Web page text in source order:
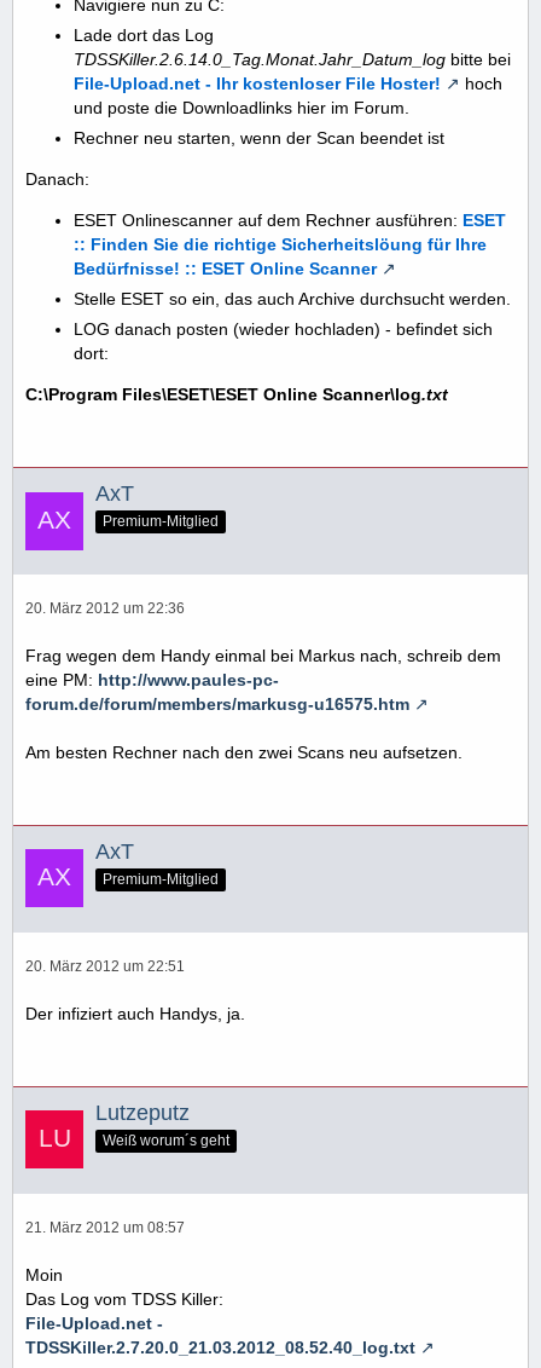
Navigiere nun zu C:
Lade dort das Log
TDSSKiller.2.6.14.0_Tag.Monat.Jahr_Datum_log bitte bei
File-Upload.net - Ihr kostenloser File Hoster!
hoch
und poste die Downloadlinks hier im Forum.
Rechner neu starten, wenn der Scan beendet ist
Danach:
ESET Onlinescanner auf dem Rechner ausführen: ESET
:: Finden Sie die richtige Sicherheitslöung für Ihre
Bedürfnisse! :: ESET Online Scanner
Stelle ESET so ein, das auch Archive durchsucht werden.
LOG danach posten (wieder hochladen) - befindet sich
dort:
C:\Program Files\ESET\ESET Online Scanner\log.txt
AxT
Premium-Mitglied
20. März 2012 um 22:36
Frag wegen dem Handy einmal bei Markus nach, schreib dem
eine PM: http://www.paules-pc-
forum.de/forum/members/markusg-u16575.htm
Am besten Rechner nach den zwei Scans neu aufsetzen.
AxT
Premium-Mitglied
20. März 2012 um 22:51
Der infiziert auch Handys, ja.
Lutzeputz
Weiß worum´s geht
21. März 2012 um 08:57
Moin
Das Log vom TDSS Killer:
File-Upload.net -
TDSSKiller.2.7.20.0_21.03.2012_08.52.40_log.txt